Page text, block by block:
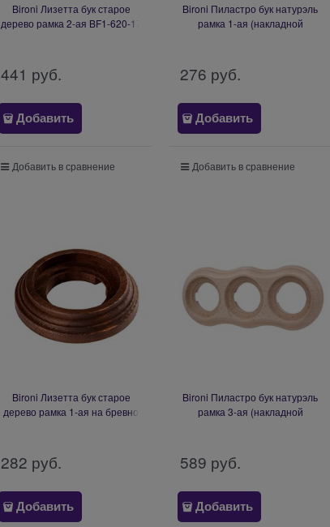
Bironi Лизетта бук старое
дерево рамка 2-ая BF1-620-17
441 руб.
Добавить
Добавить в сравнение
Bironi Пиластро бук натурэль
рамка 1-ая (накладной
276 руб.
Добавить
Добавить в сравнение
Bironi Лизетта бук старое
дерево рамка 1-ая на бревно
282 руб.
Добавить
Bironi Пиластро бук натурэль
рамка 3-ая (накладной
589 руб.
Добавить